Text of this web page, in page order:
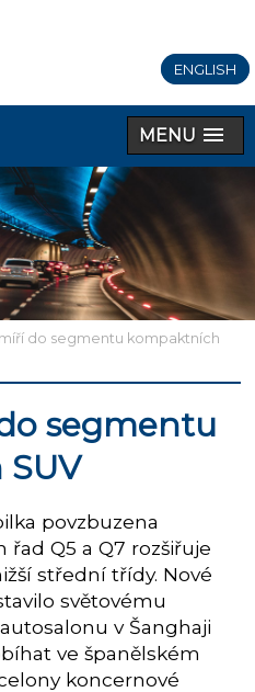
ENGLISH
MENU
míří do segmentu kompaktních
segmentu
povzbuzena
Q5 a Q7 rozšiřuje
střední třídy. Nové
světovému
v Šanghaji
ve španělském
koncernové